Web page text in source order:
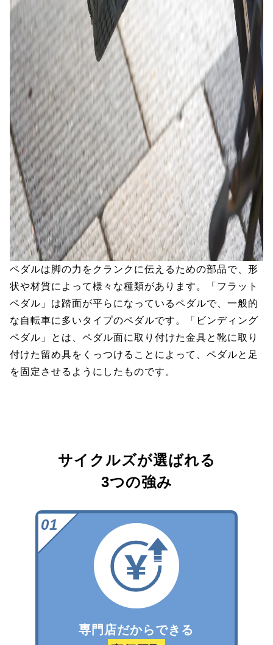
ペダルは脚の力をクランクに伝えるための部品で、形
状や材質によって様々な種類があります。「フラット
ペダル」は踏面が平らになっているペダルで、一般的
な自転車に多いタイプのペダルです。「ビンディング
ペダル」とは、ペダル面に取り付けた金具と靴に取り
付けた留め具をくっつけることによって、ペダルと足
を固定させるようにしたものです。
サイクルズが選ばれる
3つの強み
専門店だからできる